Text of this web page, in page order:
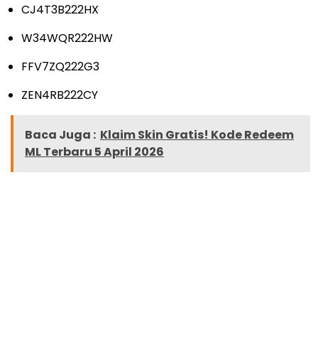
CJ4T3B222HX
W34WQR222HW
FFV7ZQ222G3
ZEN4RB222CY
Baca Juga : Klaim Skin Gratis! Kode Redeem
ML Terbaru 5 April 2026